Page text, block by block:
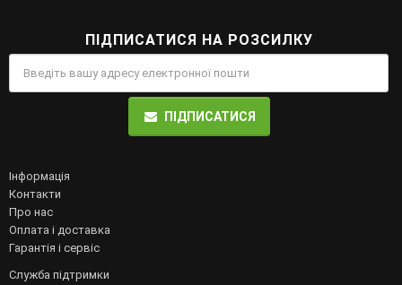
ПІДПИСАТИСЯ НА РОЗСИЛКУ
ПІДПИСАТИСЯ
Інформація
Контакти
Про нас
Оплата і доставка
Гарантія і сервіс
Служба підтримки